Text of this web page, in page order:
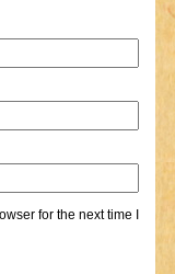
for the next time I